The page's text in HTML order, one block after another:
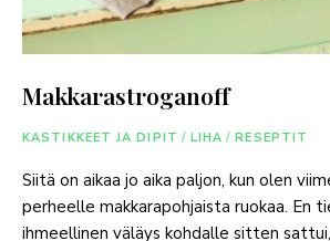
Makkarastroganoff
KASTIKKEET JA DIPIT / LIHA / RESEPTIT
Siitä on aikaa jo aika paljon, kun olen
perheelle makkarapohjaista ruokaa. En
ihmeellinen väläys kohdalle sitten